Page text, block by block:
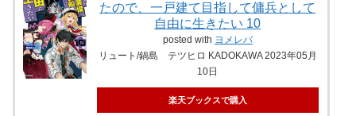
たので、一戸建て目指して傭兵として
自由に生きたい 10
posted with ヨメレバ
リュート/鍋島 テツヒロ KADOKAWA 2023年05月
10日
楽天ブックスで購入